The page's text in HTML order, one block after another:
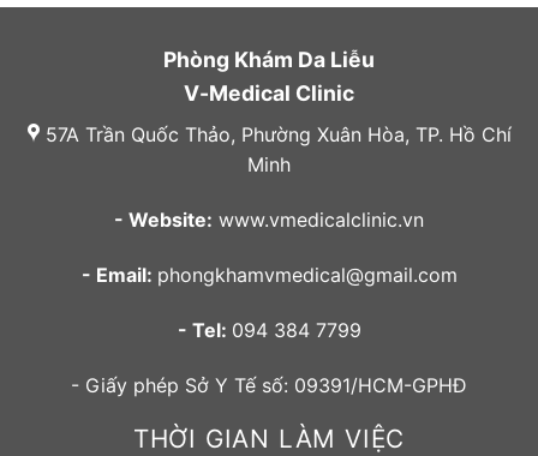
Phòng Khám Da Liễu
V-Medical Clinic
57A Trần Quốc Thảo, Phường Xuân Hòa, TP. Hồ Chí
Minh
- Website: www.vmedicalclinic.vn
- Email: phongkhamvmedical@gmail.com
- Tel: 094 384 7799
- Giấy phép Sở Y Tế số: 09391/HCM-GPHĐ
THỜI GIAN LÀM VIỆC